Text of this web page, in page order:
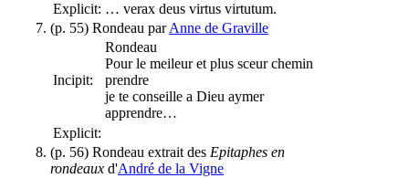
Explicit: … verax deus virtus virtutum.
(p. 55) Rondeau parAnne de Graville
Incipit:
Rondeau
Pour le meileur et plus sceur chemin
prendre
je te conseille a Dieu aymer
apprendre…
Explicit:
(p. 56) Rondeau extrait des Epitaphes en
rondeaux d'André de la Vigne